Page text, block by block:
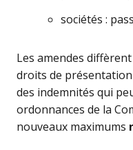
sociétés :
Les amendes
droits de
des indemnités qui
ordonnances de la
nouveaux maximums